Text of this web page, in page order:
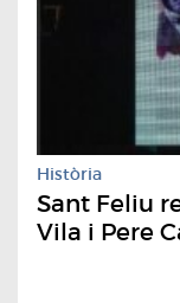
Història
Sant Feliu
Vila i Pere